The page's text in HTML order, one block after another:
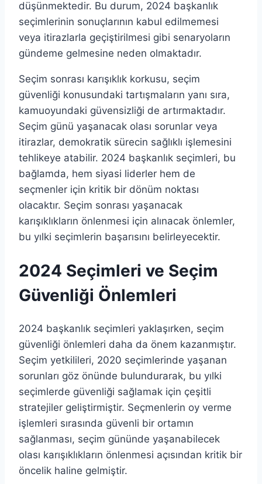
düşünmektedir. Bu durum, 2024 başkanlık
seçimlerinin sonuçlarının kabul edilmemesi
veya itirazlarla geçiştirilmesi gibi senaryoların
gündeme gelmesine neden olmaktadır.
Seçim sonrası karışıklık korkusu, seçim
güvenliği konusundaki tartışmaların yanı sıra,
kamuoyundaki güvensizliği de artırmaktadır.
Seçim günü yaşanacak olası sorunlar veya
itirazlar, demokratik sürecin sağlıklı işlemesini
tehlikeye atabilir. 2024 başkanlık seçimleri, bu
bağlamda, hem siyasi liderler hem de
seçmenler için kritik bir dönüm noktası
olacaktır. Seçim sonrası yaşanacak
karışıklıkların önlenmesi için alınacak önlemler,
bu yılki seçimlerin başarısını belirleyecektir.
2024 Seçimleri ve Seçim
Güvenliği Önlemleri
2024 başkanlık seçimleri yaklaşırken, seçim
güvenliği önlemleri daha da önem kazanmıştır.
Seçim yetkilileri, 2020 seçimlerinde yaşanan
sorunları göz önünde bulundurarak, bu yılki
seçimlerde güvenliği sağlamak için çeşitli
stratejiler geliştirmiştir. Seçmenlerin oy verme
işlemleri sırasında güvenli bir ortamın
sağlanması, seçim gününde yaşanabilecek
olası karışıklıkların önlenmesi açısından kritik bir
öncelik haline gelmiştir.